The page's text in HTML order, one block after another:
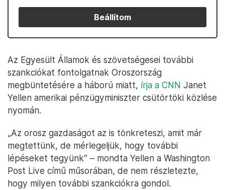
Beállítom
Az Egyesült Államok és szövetségesei további
szankciókat fontolgatnak Oroszország
megbüntetésére a háború miatt, írja a CNN Janet
Yellen amerikai pénzügyminiszter csütörtöki közlése
nyomán.
„Az orosz gazdaságot az is tönkreteszi, amit már
megtettünk, de mérlegeljük, hogy további
lépéseket tegyünk” – mondta Yellen a Washington
Post Live című műsorában, de nem részletezte,
hogy milyen további szankciókra gondol.